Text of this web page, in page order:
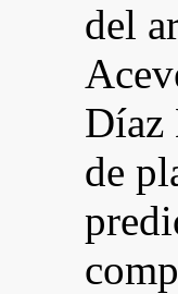
del
Díaz
de